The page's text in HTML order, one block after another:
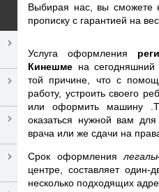
Выбирая нас, вы сможете
прописку с гарантией на
Услуга оформления
Кинешме на
той причине, что с
работу, устроить своего
или оформить машину
оказаться нужной вам
врача или же сдачи на
Срок оформления
центре, составляет
несколько подходящих